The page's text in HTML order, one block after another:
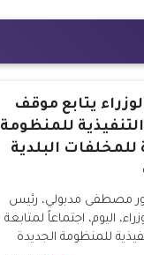
يتابع موقف
للمنظومة
للمخلفات البلدية
مصطفى مدبولي، رئيس
اليوم، اجتماعاً لمتابعة
للمنظومة الجديدة